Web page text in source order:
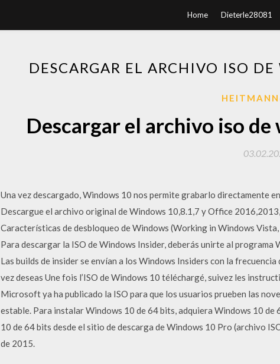
Home Dieterle28081
DESCARGAR EL ARCHIVO ISO
Descargar el archivo iso
Una vez descargado, Windows 10 nos permite grabarlo directamente
Descargue el archivo original de Windows 10,8.1,7 y Office
Características de desbloqueo de Windows (Working in Windows
Para descargar la ISO de Windows Insider, deberás unirte al
Las builds de insider se envían a los Windows Insiders con la
vez deseas Une fois l’ISO de Windows 10 téléchargé, suivez les
Microsoft ya ha publicado la ISO para que los usuarios prueben las
estable. Para instalar Windows 10 de 64 bits, adquiera Windows 10
10 de 64 bits desde el sitio de descarga de Windows 10 Pro (archivo
de 2015.